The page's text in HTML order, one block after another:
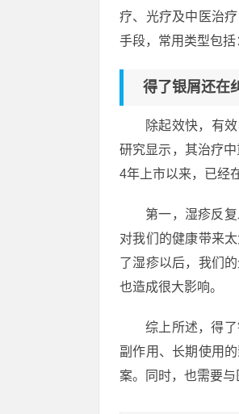
疗、光疗及中医治
手段，常用类型包
得了银屑还在
除起效快，有
研究显示，其治疗
4年上市以来，已经
第一，湿疹反
对我们的健康带来
了湿疹以后，我们
也造成很大影响。
综上所述，得
副作用、长期使用
案。同时，也需要